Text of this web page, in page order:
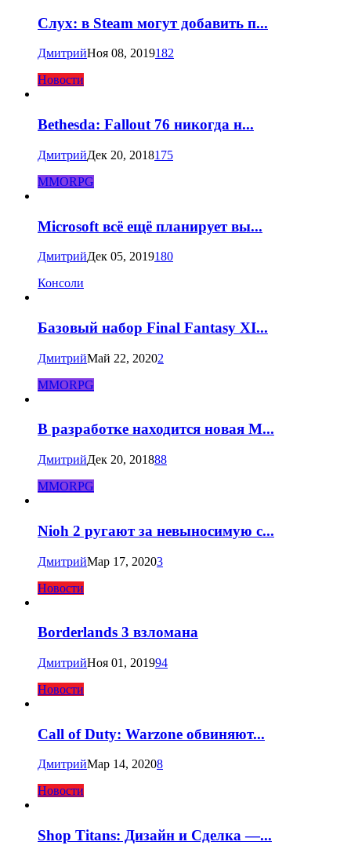
Слух: в Steam могут добавить п...
ДмитрийНоя 08, 2019182
Новости
Bethesda: Fallout 76 никогда н...
ДмитрийДек 20, 2018175
MMORPG
Microsoft всё ещё планирует вы...
ДмитрийДек 05, 2019180
Консоли
Базовый набор Final Fantasy XI...
ДмитрийМай 22, 20202
MMORPG
В разработке находится новая M...
ДмитрийДек 20, 201888
MMORPG
Nioh 2 ругают за невыносимую с...
ДмитрийМар 17, 20203
Новости
Borderlands 3 взломана
ДмитрийНоя 01, 201994
Новости
Call of Duty: Warzone обвиняют...
ДмитрийМар 14, 20208
Новости
Shop Titans: Дизайн и Сделка —...